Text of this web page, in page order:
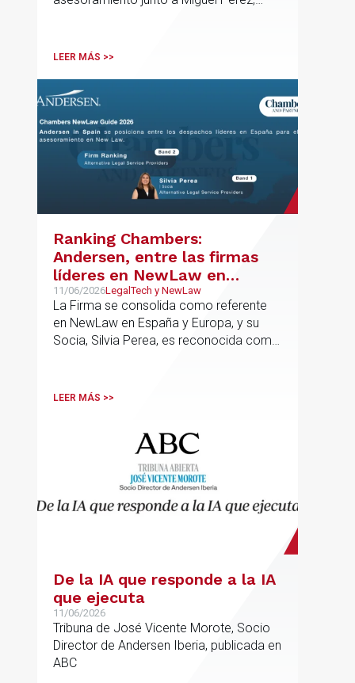
Mendiola
LEER MÁS >>
Ranking Chambers:
Andersen, entre las firmas
líderes en NewLaw en
España y Europa
11/06/2026LegalTech y NewLaw
La Firma se consolida como referente
en NewLaw en España y Europa, y su
Socia, Silvia Perea, es reconocida como
LEER MÁS >>
De la IA que responde a la IA
que ejecuta
11/06/2026
Tribuna de José Vicente Morote, Socio
Director de Andersen Iberia, publicada en
ABC